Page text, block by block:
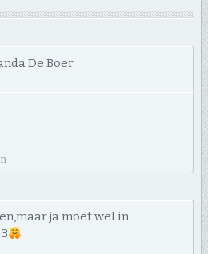
De Boer
ja moet wel in